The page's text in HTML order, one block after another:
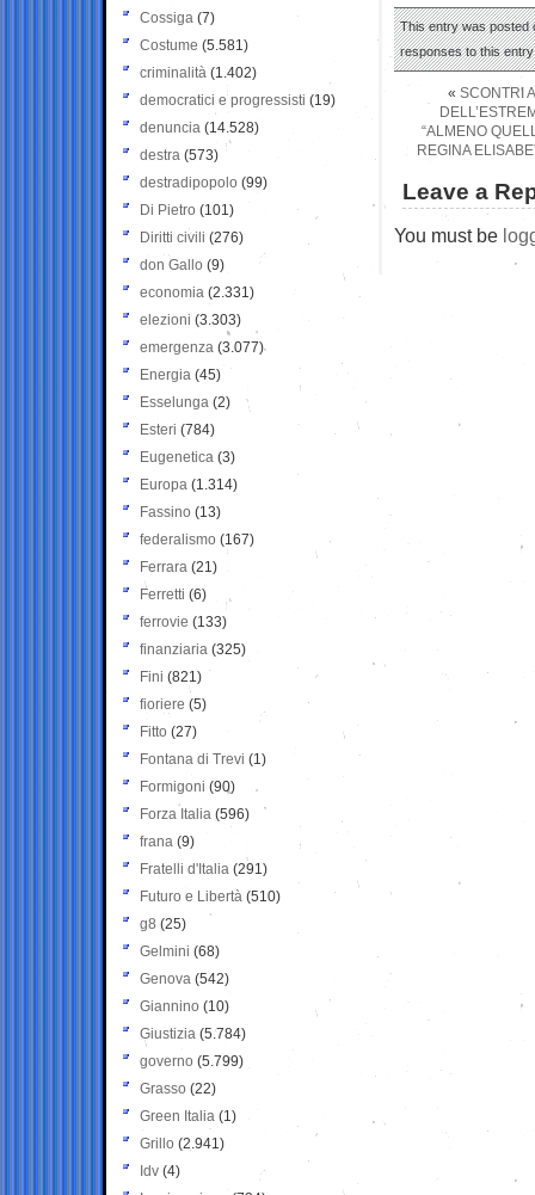
This entry was posted
responses to this
« SCONTRI
“ALMENO
REGINA
Leave a
You must be
Cossiga (7)
Costume (5.581)
criminalità (1.402)
democratici e progressisti (19)
denuncia (14.528)
destra (573)
destradipopolo (99)
Di Pietro (101)
Diritti civili (276)
don Gallo (9)
economia (2.331)
elezioni (3.303)
emergenza (3.077)
Energia (45)
Esselunga (2)
Esteri (784)
Eugenetica (3)
Europa (1.314)
Fassino (13)
federalismo (167)
Ferrara (21)
Ferretti (6)
ferrovie (133)
finanziaria (325)
Fini (821)
fioriere (5)
Fitto (27)
Fontana di Trevi (1)
Formigoni (90)
Forza Italia (596)
frana (9)
Fratelli d'Italia (291)
Futuro e Libertà (510)
g8 (25)
Gelmini (68)
Genova (542)
Giannino (10)
Giustizia (5.784)
governo (5.799)
Grasso (22)
Green Italia (1)
Grillo (2.941)
Idv (4)